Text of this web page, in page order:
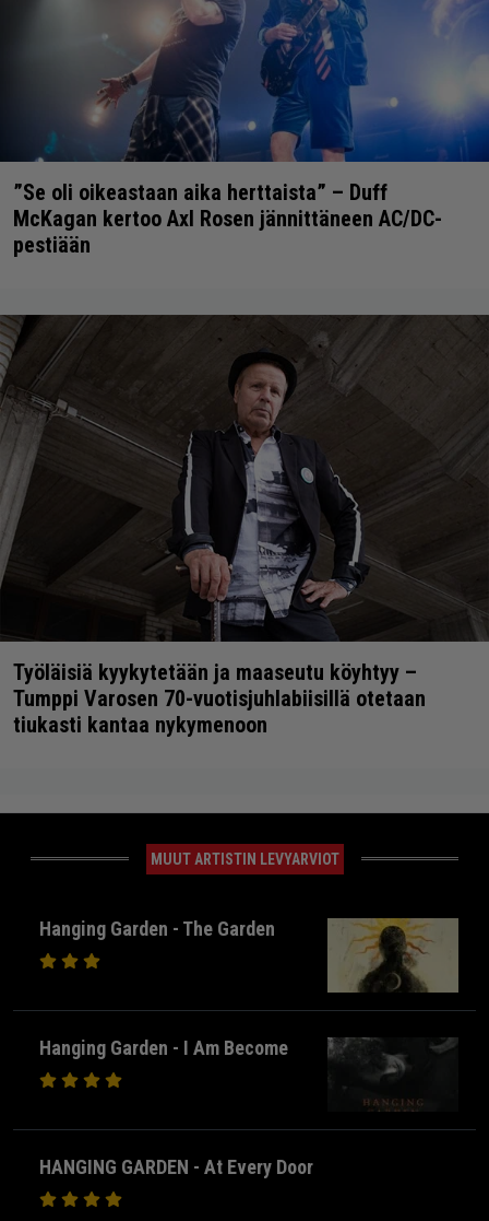
”Se oli oikeastaan aika herttaista” – Duff
McKagan kertoo Axl Rosen jännittäneen AC/DC-
pestiään
Työläisiä kyykytetään ja maaseutu köyhtyy –
Tumppi Varosen 70-vuotisjuhlabiisillä otetaan
tiukasti kantaa nykymenoon
MUUT ARTISTIN LEVYARVIOT
Hanging Garden - The Garden
Hanging Garden - I Am Become
HANGING GARDEN - At Every Door